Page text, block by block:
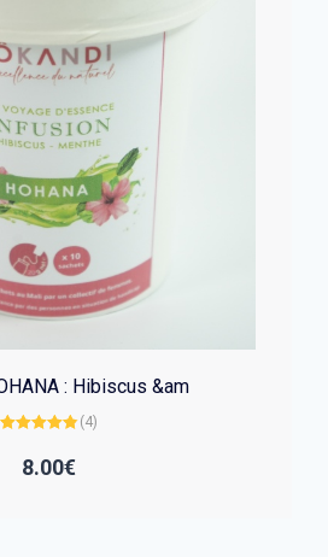
: Hibiscus &am
sur 5
(4)
8.00€